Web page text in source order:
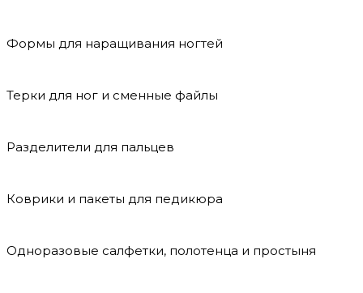
Формы для наращивания ногтей
Терки для ног и сменные файлы
Разделители для пальцев
Коврики и пакеты для педикюра
Одноразовые салфетки, полотенца и простыня